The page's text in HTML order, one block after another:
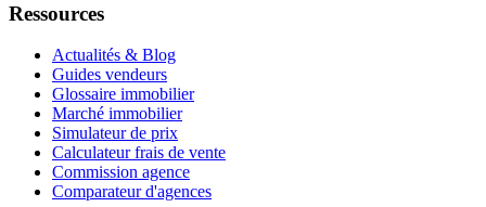
Ressources
Actualités & Blog
Guides vendeurs
Glossaire immobilier
Marché immobilier
Simulateur de prix
Calculateur frais de vente
Commission agence
Comparateur d'agences